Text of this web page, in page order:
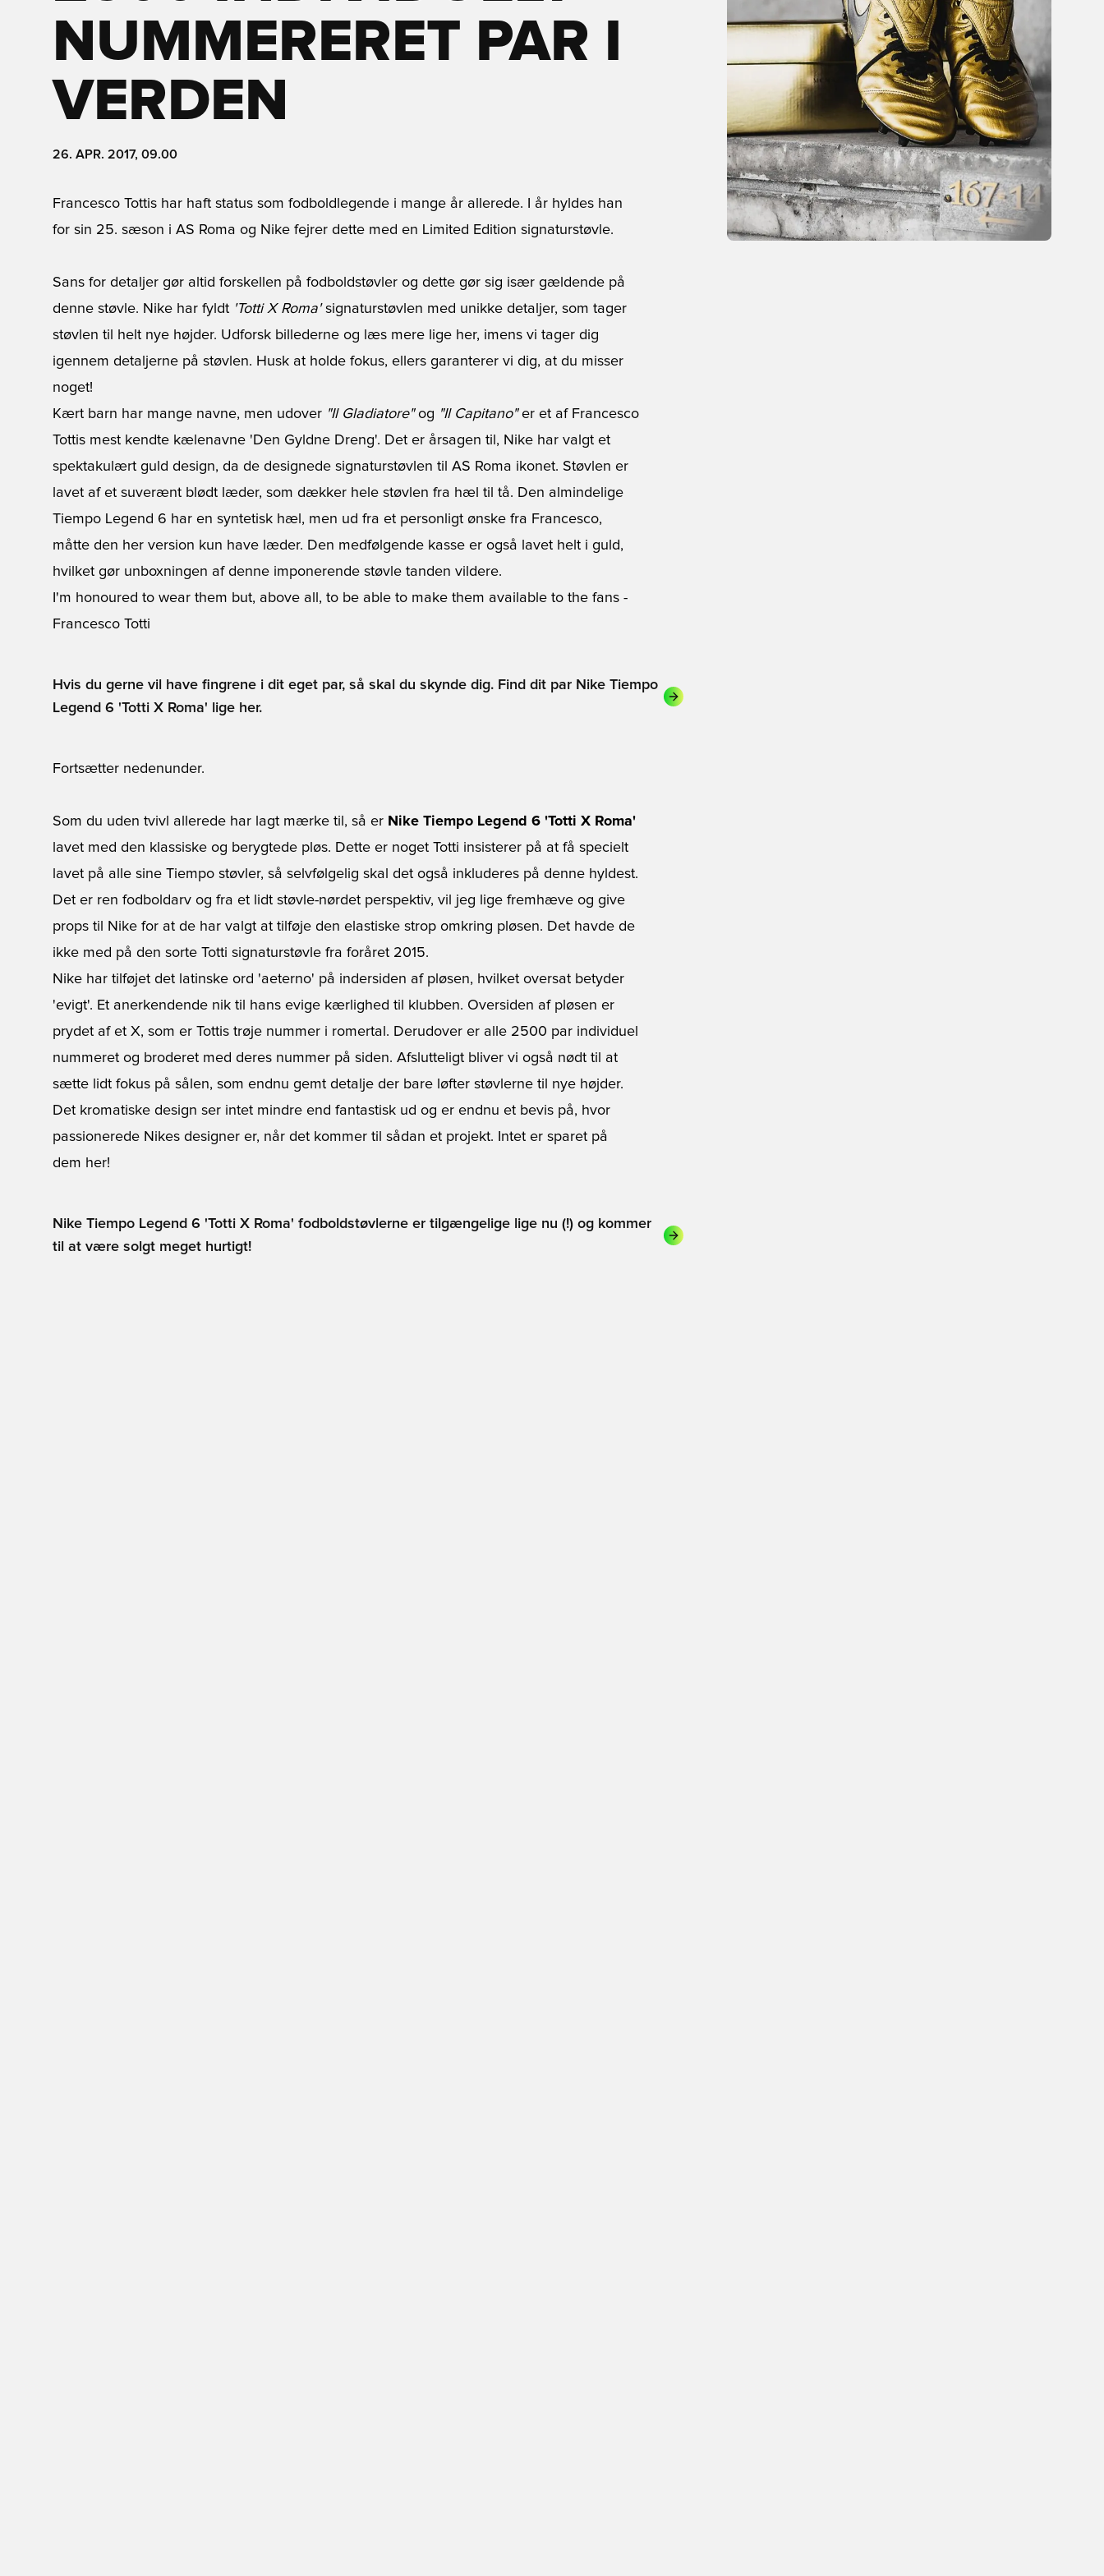
NUMMERERET PAR I
VERDEN
26. APR. 2017, 09.00
Francesco Tottis har haft status som fodboldlegende i mange år allerede. I år hyldes han
for sin 25. sæson i AS Roma og Nike fejrer dette med en Limited Edition signaturstøvle.
Sans for detaljer gør altid forskellen på fodboldstøvler og dette gør sig især gældende på
denne støvle. Nike har fyldt 'Totti X Roma'signaturstøvlen med unikke detaljer, som tager
støvlen til helt nye højder. Udforsk billederne og læs mere lige her, imens vi tager dig
igennem detaljerne på støvlen. Husk at holde fokus, ellers garanterer vi dig, at du misser
noget!
Kært barn har mange navne, men udover "Il Gladiatore"og "Il Capitano"er et af Francesco
Tottis mest kendte kælenavne 'Den Gyldne Dreng'. Det er årsagen til, Nike har valgt et
spektakulært guld design, da de designede signaturstøvlen til AS Roma ikonet. Støvlen er
lavet af et suverænt blødt læder, som dækker hele støvlen fra hæl til tå. Den almindelige
Tiempo Legend 6 har en syntetisk hæl, men ud fra et personligt ønske fra Francesco,
måtte den her version kun have læder. Den medfølgende kasse er også lavet helt i guld,
hvilket gør unboxningen af denne imponerende støvle tanden vildere.
I'm honoured to wear them but, above all, to be able to make them available to the fans -
Francesco Totti
Hvis du gerne vil have fingrene i dit eget par, så skal du skynde dig. Find dit par Nike Tiempo
Legend 6 'Totti X Roma' lige her.
Fortsætter nedenunder.
Som du uden tvivl allerede har lagt mærke til, så er Nike Tiempo Legend 6 'Totti X Roma'
lavet med den klassiske og berygtede pløs. Dette er noget Totti insisterer på at få specielt
lavet på alle sine Tiempo støvler, så selvfølgelig skal det også inkluderes på denne hyldest.
Det er ren fodboldarv og fra et lidt støvle-nørdet perspektiv, vil jeg lige fremhæve og give
props til Nike for at de har valgt at tilføje den elastiske strop omkring pløsen. Det havde de
ikke med på den sorte Totti signaturstøvle fra foråret 2015.
Nike har tilføjet det latinske ord 'aeterno' på indersiden af pløsen, hvilket oversat betyder
'evigt'. Et anerkendende nik til hans evige kærlighed til klubben. Oversiden af pløsen er
prydet af et X, som er Tottis trøje nummer i romertal. Derudover er alle 2500 par individuel
nummeret og broderet med deres nummer på siden. Afslutteligt bliver vi også nødt til at
sætte lidt fokus på sålen, som endnu gemt detalje der bare løfter støvlerne til nye højder.
Det kromatiske design ser intet mindre end fantastisk ud og er endnu et bevis på, hvor
passionerede Nikes designer er, når det kommer til sådan et projekt. Intet er sparet på
dem her!
Nike Tiempo Legend 6 'Totti X Roma' fodboldstøvlerne er tilgængelige lige nu (!) og kommer
til at være solgt meget hurtigt!